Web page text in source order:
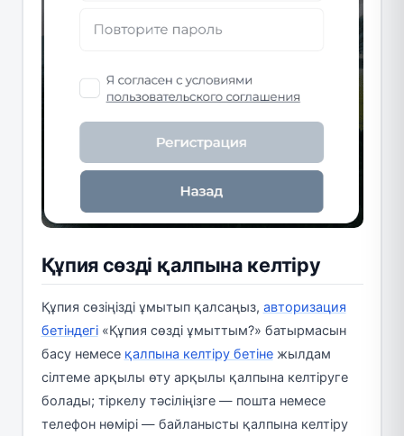
Құпия сөзді қалпына келтіру
Құпия сөзіңізді ұмытып қалсаңыз, авторизация
бетіндегі«Құпия сөзді ұмыттым?» батырмасын
басу немесе қалпына келтіру бетінежылдам
сілтеме арқылы өту арқылы қалпына келтіруге
болады; тіркелу тәсіліңізге — пошта немесе
телефон нөмірі — байланысты қалпына келтіру